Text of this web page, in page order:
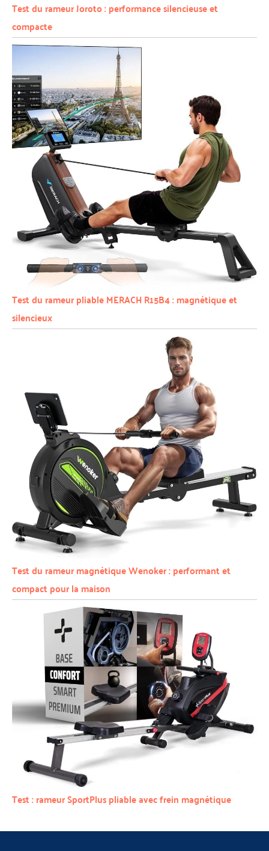
Test du rameur Joroto : performance silencieuse et
compacte
Test du rameur pliable MERACH R15B4 : magnétique et
silencieux
Test du rameur magnétique Wenoker : performant et
compact pour la maison
Test : rameur SportPlus pliable avec frein magnétique